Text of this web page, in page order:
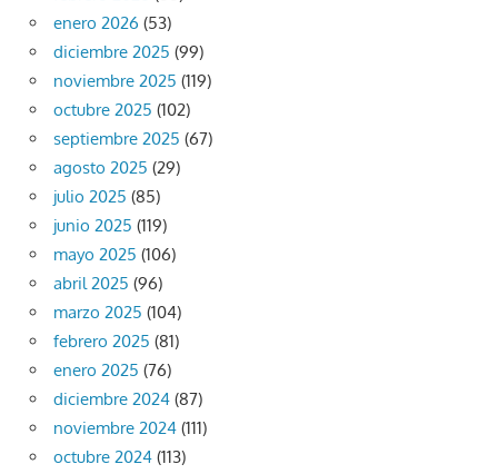
enero 2026 (53)
diciembre 2025 (99)
noviembre 2025 (119)
octubre 2025 (102)
septiembre 2025 (67)
agosto 2025 (29)
julio 2025 (85)
junio 2025 (119)
mayo 2025 (106)
abril 2025 (96)
marzo 2025 (104)
febrero 2025 (81)
enero 2025 (76)
diciembre 2024 (87)
noviembre 2024 (111)
octubre 2024 (113)